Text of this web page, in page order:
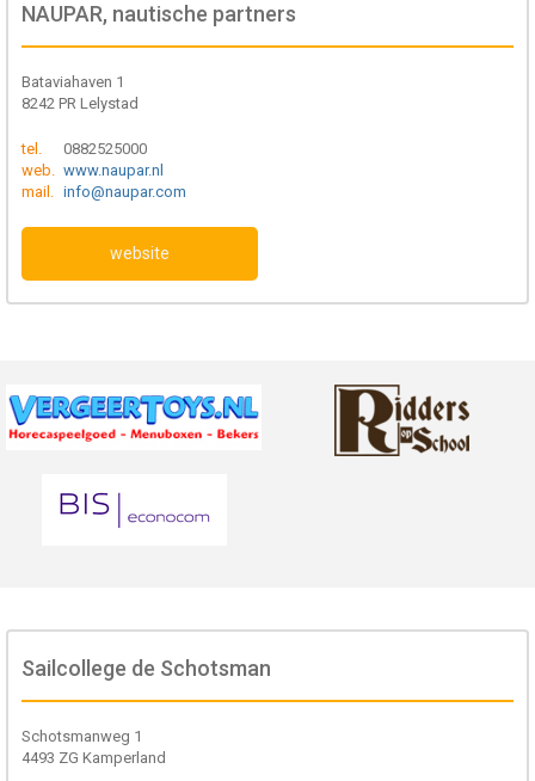
NAUPAR, nautische partners
Bataviahaven 1
8242 PR Lelystad
tel.
0882525000
web. www.naupar.nl
mail. info@naupar.com
website
Sailcollege de Schotsman
Schotsmanweg 1
4493 ZG Kamperland